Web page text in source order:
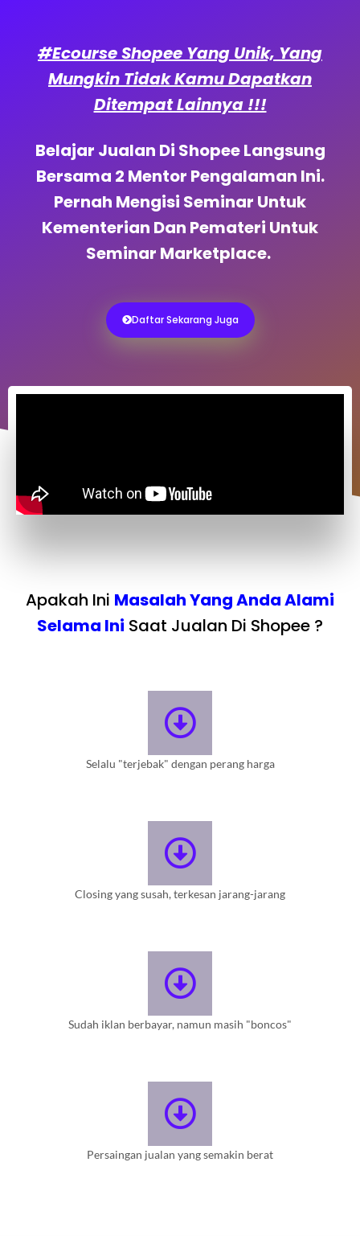
#Ecourse Shopee Yang Unik, Yang
Mungkin Tidak Kamu Dapatkan
Ditempat Lainnya !!!
Belajar Jualan Di Shopee Langsung
Bersama 2 Mentor Pengalaman Ini.
Pernah Mengisi Seminar Untuk
Kementerian Dan Pemateri Untuk
Seminar Marketplace.
Daftar Sekarang Juga
Apakah Ini Masalah Yang Anda Alami
Selama Ini Saat Jualan Di Shopee ?
Selalu "terjebak" dengan perang harga
Closing yang susah, terkesan jarang-jarang
Sudah iklan berbayar, namun masih "boncos"
Persaingan jualan yang semakin berat